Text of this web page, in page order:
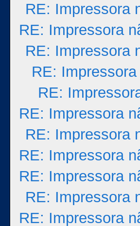
RE: Impressora
RE: Impressora
RE: Impressora
RE:
RE:
RE: Impressora
RE: Impressora
RE: Impressora
RE: Impressora
RE: Impressora
RE: Impressora